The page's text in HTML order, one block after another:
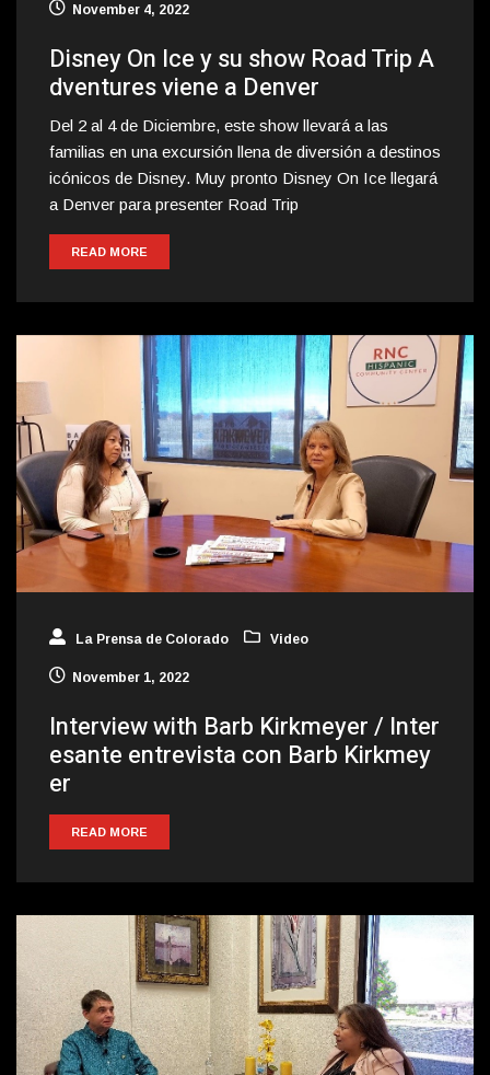
November 4, 2022
Disney On Ice y su show Road Trip A
dventures viene a Denver
Del 2 al 4 de Diciembre, este show llevará a las
familias en una excursión llena de diversión a destinos
icónicos de Disney. Muy pronto Disney On Ice llegará
a Denver para presenter Road Trip
READ MORE
La Prensa de Colorado Video
November 1, 2022
Interview with Barb Kirkmeyer / Inter
esante entrevista con Barb Kirkmey
er
READ MORE